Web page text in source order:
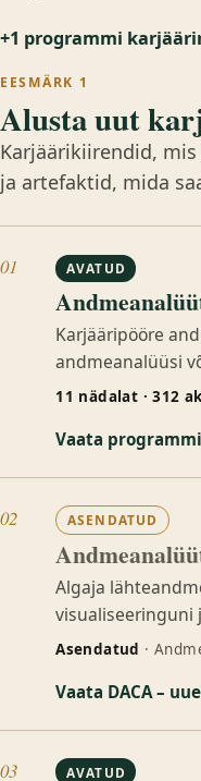
+1 programmi
EESMÄRK 1
Alusta uut
Karjäärikiirendid,
ja artefaktid, mida
01 AVATUD
Karjääripööre
andmeanalüüsi
11 nädalat · 312
Vaata
02 ASENDATUD
Algaja
visualiseeringuni
Asendatud ·
Vaata DACA –
03 AVATUD